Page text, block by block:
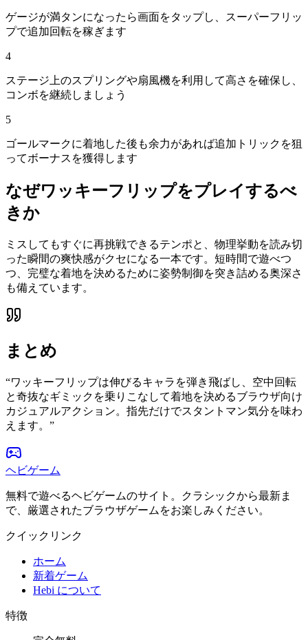
ゲージが満タンになったら画面をタップし、スーパーフリッ
プで追加回転を稼ぎます
4
ステージ上のスプリングや扇風機を利用して高さを確保し、
コンボを継続しましょう
5
ゴールマークに着地した後も余力があれば追加トリックを狙
ってボーナスを獲得します
なぜワッキーフリップをプレイするべ
きか
ミスしてもすぐに再挑戦できるテンポと、物理挙動を読み切
った瞬間の爽快感がクセになる一本です。短時間で遊べつ
つ、完璧な着地を決めるために姿勢制御を突き詰める奥深さ
も備えています。
まとめ
“ワッキーフリップは伸びるキャラを弾き飛ばし、空中回転
と奇抜なギミックを乗りこなして着地を決めるブラウザ向け
カジュアルアクション。指先だけでスタントマン気分を味わ
えます。 ”
ヘビゲーム
無料で遊べるヘビゲームのサイト。クラシックから最新ま
で、厳選されたブラウザゲームをお楽しみください。
クイックリンク
ホーム
新着ゲーム
Hebi について
特徴